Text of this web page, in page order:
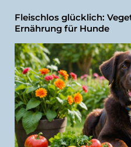
Fleischlos glücklich:
Ernährung für Hunde